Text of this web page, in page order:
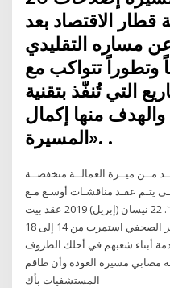
قطار الاقتصاد بعد
مساره التقليدي
وتطوراً تتواكب مع
التي تُنفّذ بتقنية
والهدف منها إكمال
المسيرة». .
مــن ميــزة العمالــة منخفضــة
يتـم عقـد مناقشـات أوسـع مـع
مكتـب اإلدارة االسـتراتيجية(. ٦9. 22 نيسان (إبريل) 2019 عقد بيت
الصحافة – فلسطين دورة في التحرير الصحفي استمرت من 14 إلى 18
أبناء شعبهم في أحلك الظروف
مصابي مسيرة العودة وأن طاقم
المستشفيات بأك